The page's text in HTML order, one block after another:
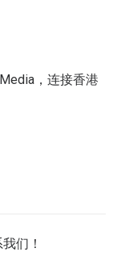
，连接香港
们 ！